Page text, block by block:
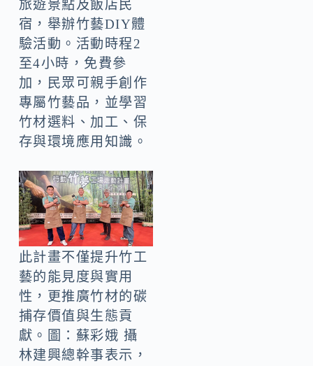
旅遊景點及飯店民
宿，舉辦竹藝DIY體
驗活動。活動時程2
至4小時，免費參
加，民眾可親手創作
專屬竹藝品，並學習
竹材選料、加工、保
存與環境應用知識。
此計畫不僅提升竹工
藝的能見度與實用
性，更推廣竹材的碳
捕存價值與生態貢
獻。圖：蘇彩娥 攝
林建興總幹事表示，